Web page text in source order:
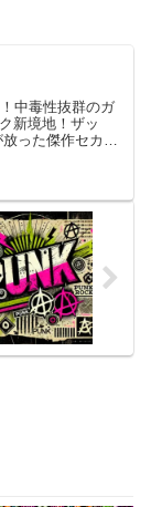
中毒性抜群のガ
新境地！ザッ
った傑作セカン